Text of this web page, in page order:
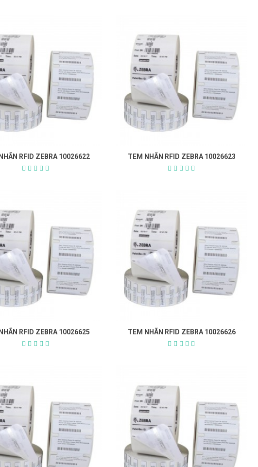
RFID ZEBRA 10026622 TEM NHÃN RFID ZEBRA 10026623
RFID ZEBRA 10026625 TEM NHÃN RFID ZEBRA 10026626